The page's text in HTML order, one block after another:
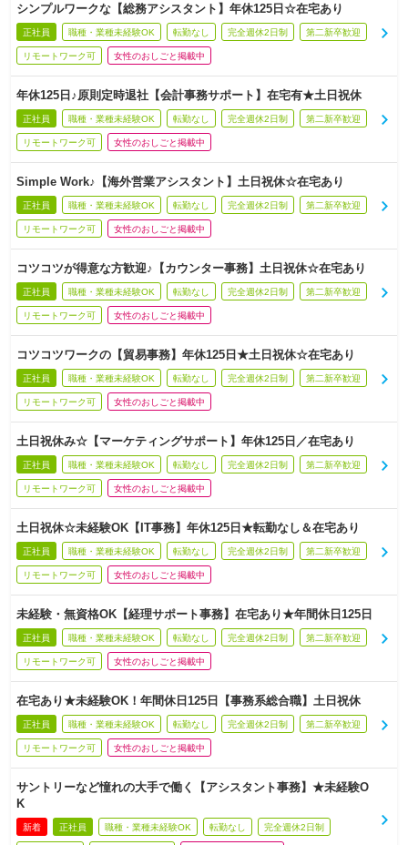
シンプルワークな【総務アシスタント】年休125日☆在宅あり
正社員 職種・業種未経験OK 転勤なし 完全週休2日制 第二新卒歓迎
リモートワーク可 女性のおしごと掲載中
年休125日♪原則定時退社【会計事務サポート】在宅有★土日祝休
正社員 職種・業種未経験OK 転勤なし 完全週休2日制 第二新卒歓迎
リモートワーク可 女性のおしごと掲載中
Simple Work♪【海外営業アシスタント】土日祝休☆在宅あり
正社員 職種・業種未経験OK 転勤なし 完全週休2日制 第二新卒歓迎
リモートワーク可 女性のおしごと掲載中
コツコツが得意な方歓迎♪【カウンター事務】土日祝休☆在宅あり
正社員 職種・業種未経験OK 転勤なし 完全週休2日制 第二新卒歓迎
リモートワーク可 女性のおしごと掲載中
コツコツワークの【貿易事務】年休125日★土日祝休☆在宅あり
正社員 職種・業種未経験OK 転勤なし 完全週休2日制 第二新卒歓迎
リモートワーク可 女性のおしごと掲載中
土日祝休み☆【マーケティングサポート】年休125日／在宅あり
正社員 職種・業種未経験OK 転勤なし 完全週休2日制 第二新卒歓迎
リモートワーク可 女性のおしごと掲載中
土日祝休☆未経験OK【IT事務】年休125日★転勤なし＆在宅あり
正社員 職種・業種未経験OK 転勤なし 完全週休2日制 第二新卒歓迎
リモートワーク可 女性のおしごと掲載中
未経験・無資格OK【経理サポート事務】在宅あり★年間休日125日
正社員 職種・業種未経験OK 転勤なし 完全週休2日制 第二新卒歓迎
リモートワーク可 女性のおしごと掲載中
在宅あり★未経験OK！年間休日125日【事務系総合職】土日祝休
正社員 職種・業種未経験OK 転勤なし 完全週休2日制 第二新卒歓迎
リモートワーク可 女性のおしごと掲載中
サントリーなど憧れの大手で働く【アシスタント事務】★未経験O
K
新着 正社員 職種・業種未経験OK 転勤なし 完全週休2日制